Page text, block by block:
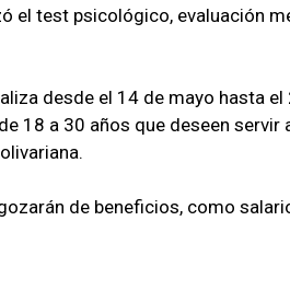
el test psicológico, evaluación
desde el 14 de mayo hasta
18 a 30 años que deseen servir
de beneficios, como